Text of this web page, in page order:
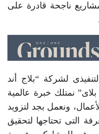
ناجحة قادرة على
لشركة “بلاج أند
نمتلك خبرة عالمية
ونعمل بجد لتزويد
التى تحتاجها لتحقيق